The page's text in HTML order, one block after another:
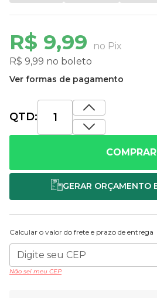
R$ 9,99
no Pix
R$ 9,99 no boleto
Ver formas de pagamento
QTD:
COMPRAR
Calcular o valor do frete e prazo de entrega
Não sei meu CEP